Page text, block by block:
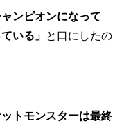
ンピオンになって
いる」 と口にしたの
ットモンスターは最終